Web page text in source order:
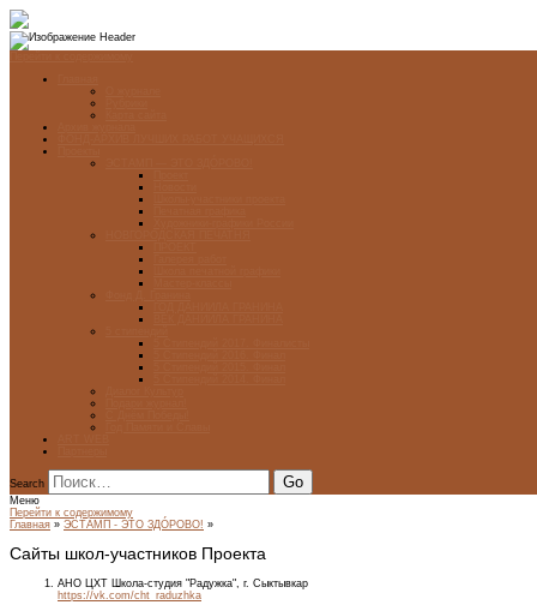
Search
Меню
Перейти к содержимому
Главная » ЭСТАМП - ЭТО ЗДÓРОВО! »
Сайты школ-участников Проекта
АНО ЦХТ Школа-студия "Радужка", г. Сыктывкар
https://vk.com/cht_raduzhka